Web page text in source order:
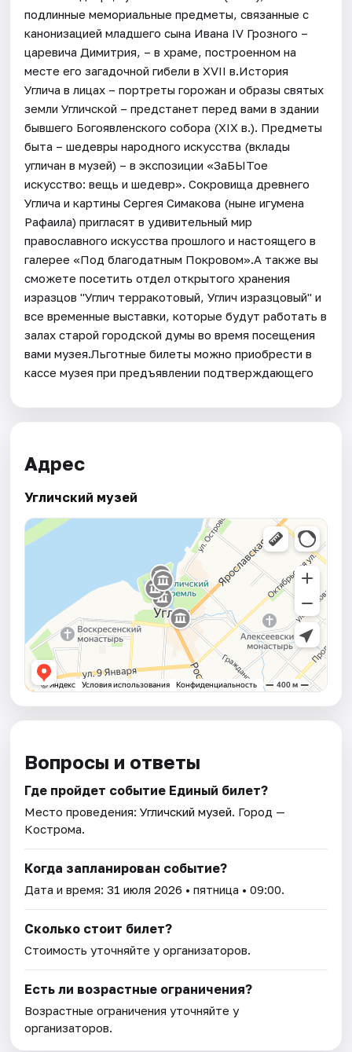
подлинные мемориальные предметы, связанные с
канонизацией младшего сына Ивана IV Грозного –
царевича Димитрия, – в храме, построенном на
месте его загадочной гибели в XVII в.История
Углича в лицах – портреты горожан и образы святых
земли Угличской – предстанет перед вами в здании
бывшего Богоявленского собора (XIX в.). Предметы
быта – шедевры народного искусства (вклады
угличан в музей) – в экспозиции «ЗаБЫТое
искусство: вещь и шедевр». Сокровища древнего
Углича и картины Сергея Симакова (ныне игумена
Рафаила) пригласят в удивительный мир
православного искусства прошлого и настоящего в
галерее «Под благодатным Покровом».А также вы
сможете посетить отдел открытого хранения
изразцов "Углич терракотовый, Углич изразцовый" и
все временные выставки, которые будут работать в
залах старой городской думы во время посещения
вами музея.Льготные билеты можно приобрести в
кассе музея при предъявлении подтверждающего
Адрес
Угличский музей
Вопросы и ответы
Где пройдет событие Единый билет?
Место проведения:Угличский музей. Город —
Кострома.
Когда запланирован событие?
Дата и время:31 июля 2026 • пятница • 09:00.
Сколько стоит билет?
Стоимость уточняйте у организаторов.
Есть ли возрастные ограничения?
Возрастные ограничения уточняйте у
организаторов.